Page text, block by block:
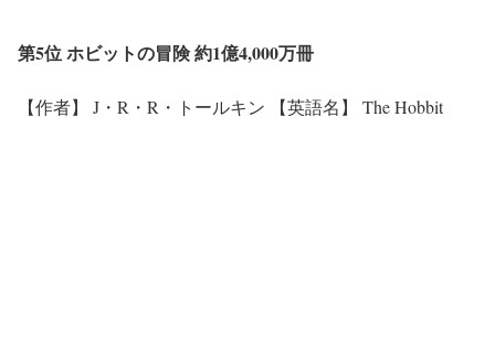
第5位 ホビットの冒険 約1億4,000万冊
【作者】 J・R・R・トールキン 【英語名】 The Hobbit